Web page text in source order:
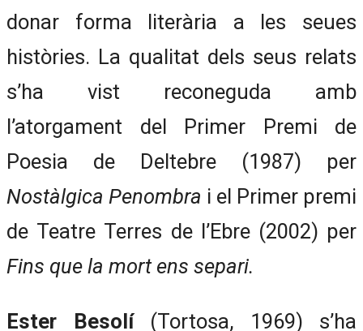
donar forma literària a les seues
històries. La qualitat dels seus relats
s’ha vist reconeguda amb
l’atorgament del Primer Premi de
Poesia de Deltebre (1987) per
Nostàlgica Penombra i el Primer premi
de Teatre Terres de l’Ebre (2002) per
Fins que la mort ens separi.
Ester Besolí(Tortosa, 1969) s’ha